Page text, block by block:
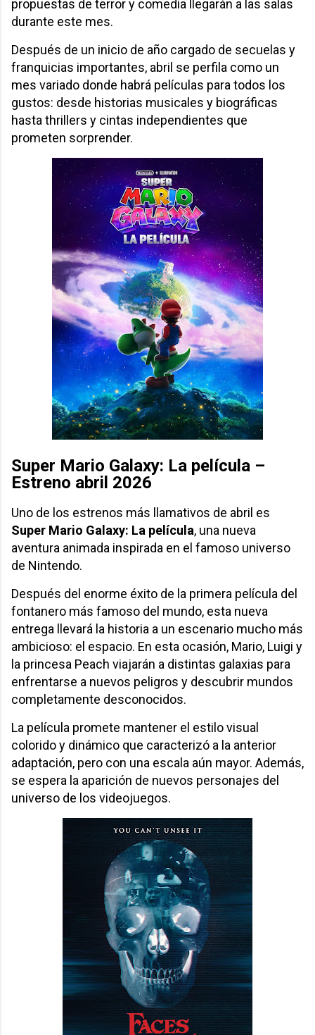
propuestas de terror y comedia llegarán a las salas
durante este mes.
Después de un inicio de año cargado de secuelas y
franquicias importantes, abril se perfila como un
mes variado donde habrá películas para todos los
gustos: desde historias musicales y biográficas
hasta thrillers y cintas independientes que
prometen sorprender.
Super Mario Galaxy: La película –
Estreno abril 2026
Uno de los estrenos más llamativos de abril es
Super Mario Galaxy: La película, una nueva
aventura animada inspirada en el famoso universo
de Nintendo.
Después del enorme éxito de la primera película del
fontanero más famoso del mundo, esta nueva
entrega llevará la historia a un escenario mucho más
ambicioso: el espacio. En esta ocasión, Mario, Luigi y
la princesa Peach viajarán a distintas galaxias para
enfrentarse a nuevos peligros y descubrir mundos
completamente desconocidos.
La película promete mantener el estilo visual
colorido y dinámico que caracterizó a la anterior
adaptación, pero con una escala aún mayor. Además,
se espera la aparición de nuevos personajes del
universo de los videojuegos.